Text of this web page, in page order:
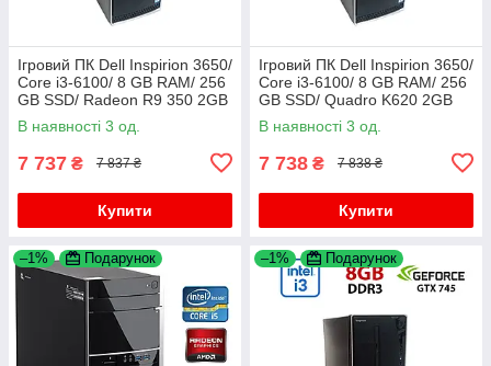
Ігровий ПК Dell Inspirion 3650/
Core i3-6100/ 8 GB RAM/ 256
GB SSD/ Radeon R9 350 2GB
В наявності 3 од.
7 737 ₴ 7 837 ₴
Купити
Ігровий ПК Dell Inspirion 3650/
Core i3-6100/ 8 GB RAM/ 256
GB SSD/ Quadro K620 2GB
В наявності 3 од.
7 738 ₴ 7 838 ₴
Купити
–1% Подарунок –1% Подарунок